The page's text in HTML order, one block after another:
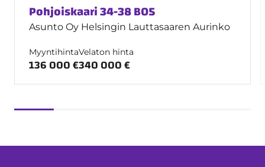
Pohjoiskaari 34-38 B05
Asunto Oy Helsingin Lauttasaaren Aurinko
Myyntihinta
136 000 €
Velaton hinta
340 000 €